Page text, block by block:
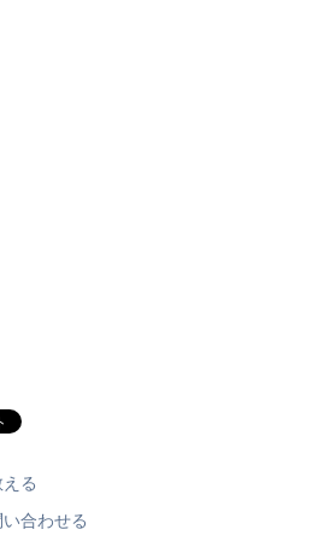
る
合わせる